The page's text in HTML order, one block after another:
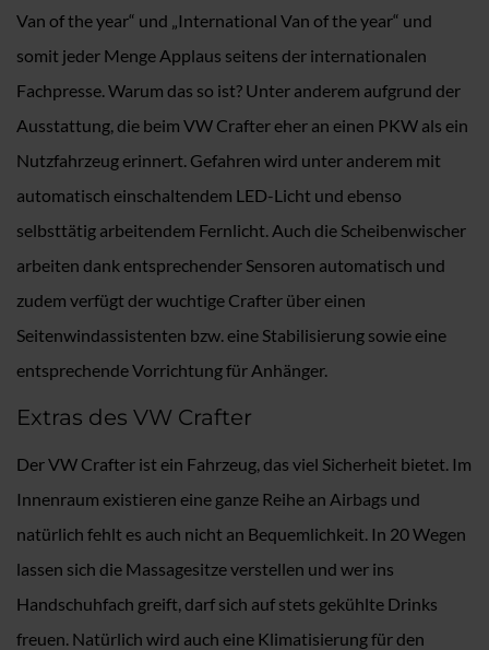
Van of the year“ und „International Van of the year“ und
somit jeder Menge Applaus seitens der internationalen
Fachpresse. Warum das so ist? Unter anderem aufgrund der
Ausstattung, die beim VW Crafter eher an einen PKW als ein
Nutzfahrzeug erinnert. Gefahren wird unter anderem mit
automatisch einschaltendem LED-Licht und ebenso
selbsttätig arbeitendem Fernlicht. Auch die Scheibenwischer
arbeiten dank entsprechender Sensoren automatisch und
zudem verfügt der wuchtige Crafter über einen
Seitenwindassistenten bzw. eine Stabilisierung sowie eine
entsprechende Vorrichtung für Anhänger.
Extras des VW Crafter
Der VW Crafter ist ein Fahrzeug, das viel Sicherheit bietet. Im
Innenraum existieren eine ganze Reihe an Airbags und
natürlich fehlt es auch nicht an Bequemlichkeit. In 20 Wegen
lassen sich die Massagesitze verstellen und wer ins
Handschuhfach greift, darf sich auf stets gekühlte Drinks
freuen. Natürlich wird auch eine Klimatisierung für den